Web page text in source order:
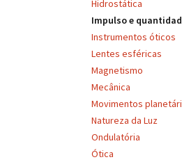
Hidrostática
Impulso e
Instrumentos óticos
Lentes esféricas
Magnetismo
Mecânica
Movimentos
Natureza da Luz
Ondulatória
Ótica